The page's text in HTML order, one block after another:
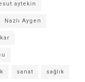
aytekin
Nazlı Aygen
sanat sağlık